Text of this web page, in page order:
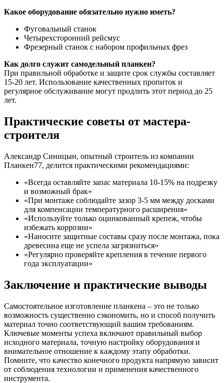
Какое оборудование обязательно нужно иметь?
Фуговальный станок
Четырехсторонний рейсмус
Фрезерный станок с набором профильных фрез
Как долго служит самодельный планкен?
При правильной обработке и защите срок службы составляет
15-20 лет. Использование качественных пропиток и
регулярное обслуживание могут продлить этот период до 25
лет.
Практические советы от мастера-
строителя
Александр Синицын, опытный строитель из компании
Планкен77, делится практическими рекомендациями:
«Всегда оставляйте запас материала 10-15% на подрезку
и возможный брак»
«При монтаже соблюдайте зазор 3-5 мм между досками
для компенсации температурного расширения»
«Используйте только оцинкованный крепеж, чтобы
избежать коррозии»
«Наносите защитные составы сразу после монтажа, пока
древесина еще не успела загрязниться»
«Регулярно проверяйте крепления в течение первого
года эксплуатации»
Заключение и практические выводы
Самостоятельное изготовление планкена – это не только
возможность существенно сэкономить, но и способ получить
материал точно соответствующий вашим требованиям.
Ключевые моменты успеха включают правильный выбор
исходного материала, точную настройку оборудования и
внимательное отношение к каждому этапу обработки.
Помните, что качество конечного продукта напрямую зависит
от соблюдения технологии и применения качественного
инструмента.